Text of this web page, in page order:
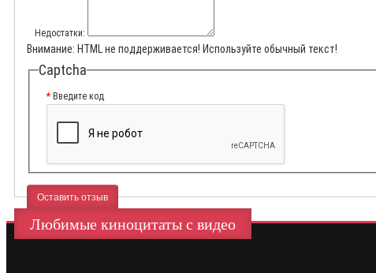
Недостатки:
Внимание: HTML не поддерживается! Используйте обычный текст!
Captcha
Введите код
Оставить отзыв
Любимые киноцитаты с видео